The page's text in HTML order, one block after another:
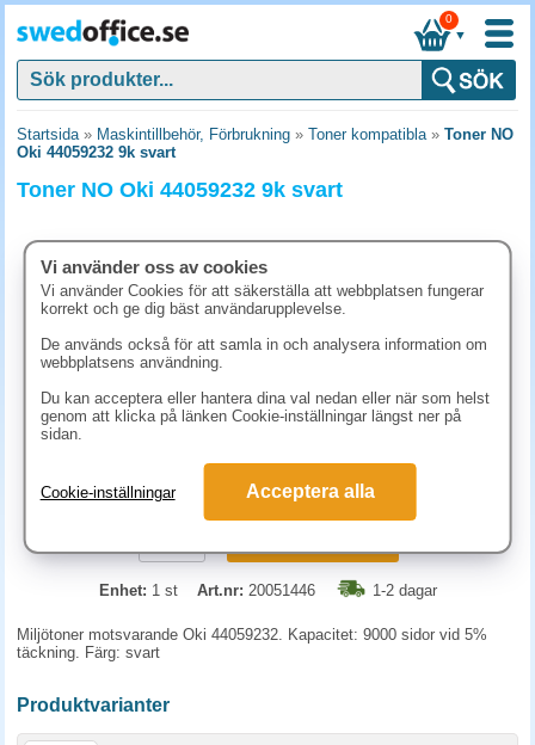
▼
0
Startsida» Maskintillbehör, Förbrukning » Toner kompatibla» Toner NO
Oki 44059232 9k svart
Toner NO Oki 44059232 9k svart
998.80 kr (inkl. moms)
Enhet: 1 st Art.nr: 20051446 1-2 dagar
Miljötoner motsvarande Oki 44059232. Kapacitet: 9000 sidor vid 5%
täckning. Färg: svart
Produktvarianter
Vi använder oss av cookies
Vi använder Cookies för att säkerställa att webbplatsen fungerar
korrekt och ge dig bäst användarupplevelse.
De används också för att samla in och analysera information om
webbplatsens användning.
Du kan acceptera eller hantera dina val nedan eller när som helst
genom att klicka på länken Cookie-inställningar längst ner på
sidan.
Cookie-inställningar Acceptera alla